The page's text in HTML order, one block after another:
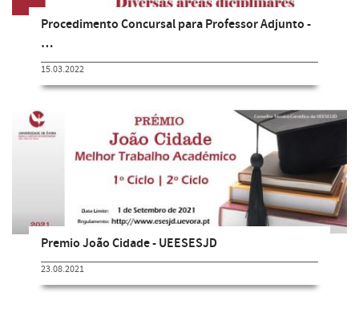
Procedimento Concursal para Professor Adjunto -
…
15.03.2022
Premio João Cidade - UEESESJD
23.08.2021